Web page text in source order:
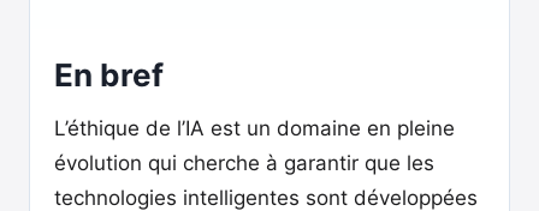
En bref
L’éthique de l’IA est un domaine en pleine
évolution qui cherche à garantir que les
technologies intelligentes sont développées